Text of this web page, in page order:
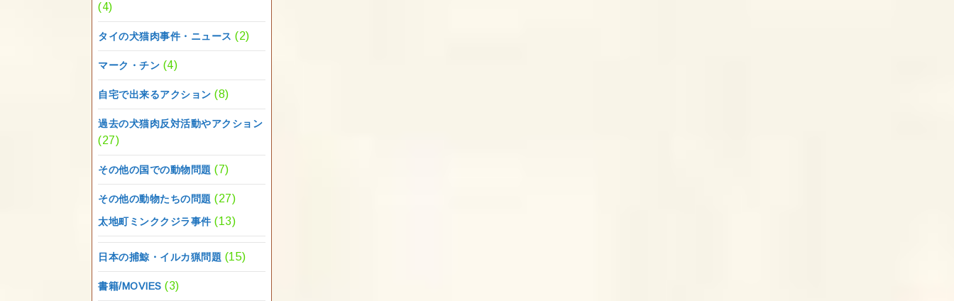
(4)
タイの犬猫肉事件・ニュース (2)
マーク・チン (4)
自宅で出来るアクション (8)
過去の犬猫肉反対活動やアクション
(27)
その他の国での動物問題 (7)
その他の動物たちの問題 (27)
太地町ミンククジラ事件 (13)
日本の捕鯨・イルカ猟問題 (15)
書籍/MOVIES (3)